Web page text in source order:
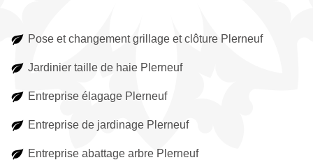
Pose et changement grillage et clôture Plerneuf
Jardinier taille de haie Plerneuf
Entreprise élagage Plerneuf
Entreprise de jardinage Plerneuf
Entreprise abattage arbre Plerneuf